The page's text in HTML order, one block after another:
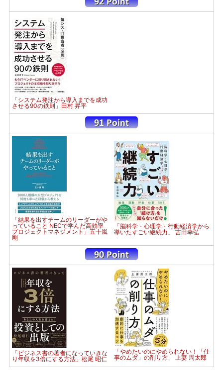
「システム発注から導入までを成功
させる90の鉄則」田村 昇平
「結果を出すチームのリーダーがや
っていること NECで学んだ高効率
プロジェクトマネジメント」五十嵐
剛
「脳科学・心理学・行動経済学から
導いたすごい継続力」 吉田幸弘
「ビジネス書の著者になっていきな
り年収を3倍にする方法」松尾 昭仁
「やめたいのにやめられない！「仕
事のムダ」の削り方」 上妻 周太郎